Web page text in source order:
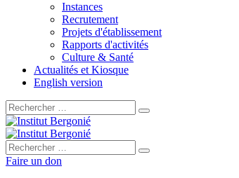
Instances
Recrutement
Projets d'établissement
Rapports d'activités
Culture & Santé
Actualités et Kiosque
English version
Rechercher :
Rechercher :
Faire un don